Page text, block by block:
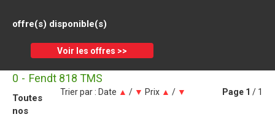
offre(s) disponible(s)
Voir les offres >>
Toutes
nos
0 Fendt 818 TMS
Trier par : Date ▲ / ▼ Prix ▲ / ▼ Page 1 / 1